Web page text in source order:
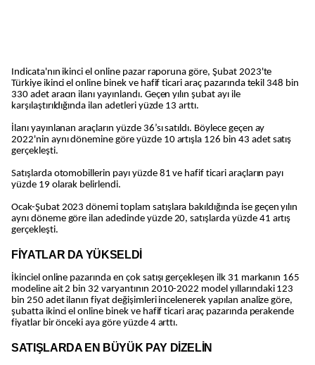
Indicata'nın ikinci el online pazar raporuna göre, Şubat 2023'te
Türkiye ikinci el online binek ve hafif ticari araç pazarında tekil 348 bin
330 adet aracın ilanı yayınlandı. Geçen yılın şubat ayı ile
karşılaştırıldığında ilan adetleri yüzde 13 arttı.
İlanı yayınlanan araçların yüzde 36’sı satıldı. Böylece geçen ay
2022'nin aynı dönemine göre yüzde 10 artışla 126 bin 43 adet satış
gerçekleşti.
Satışlarda otomobillerin payı yüzde 81 ve hafif ticari araçların payı
yüzde 19 olarak belirlendi.
Ocak-Şubat 2023 dönemi toplam satışlara bakıldığında ise geçen yılın
aynı döneme göre ilan adedinde yüzde 20, satışlarda yüzde 41 artış
gerçekleşti.
FİYATLAR DA YÜKSELDİ
İkinciel online pazarında en çok satışı gerçekleşen ilk 31 markanın 165
modeline ait 2 bin 32 varyantının 2010-2022 model yıllarındaki 123
bin 250 adet ilanın fiyat değişimleri incelenerek yapılan analize göre,
şubatta ikinci el online binek ve hafif ticari araç pazarında perakende
fiyatlar bir önceki aya göre yüzde 4 arttı.
SATIŞLARDA EN BÜYÜK PAY DİZELİN